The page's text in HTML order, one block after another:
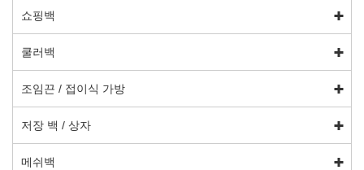
쇼핑백
쿨러백
조임끈 / 접이식 가방
저장 백 / 상자
메쉬백